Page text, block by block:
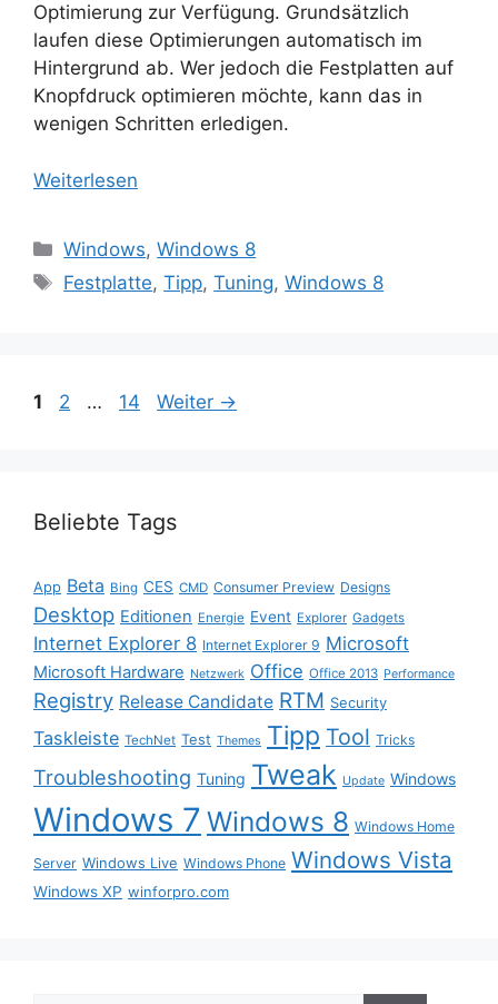
Optimierung zur Verfügung. Grundsätzlich
laufen diese Optimierungen automatisch im
Hintergrund ab. Wer jedoch die Festplatten auf
Knopfdruck optimieren möchte, kann das in
wenigen Schritten erledigen.
Weiterlesen
Kategorien
Windows,Windows 8
Schlagwörter
Festplatte,Tipp,Tuning,Windows 8
Seite
1 Seite
2 … Seite
14 Weiter →
Beliebte Tags
App Beta Bing CES CMD Consumer Preview Designs
Desktop Editionen Energie Event Explorer Gadgets
Internet Explorer 8 Internet Explorer 9 Microsoft
Microsoft Hardware Netzwerk Office Office 2013 Performance
Registry Release Candidate RTM Security
Taskleiste TechNet Test Themes Tipp Tool Tricks
Troubleshooting Tuning Tweak Update Windows
Windows 7 Windows 8 Windows Home
Server Windows Live Windows Phone Windows Vista
Windows XP winforpro.com